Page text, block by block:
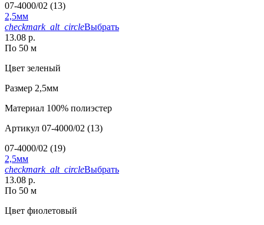
07-4000/02 (13)
2,5мм
checkmark_alt_circleВыбрать
13.08 р.
По 50 м
Цвет зеленый
Размер 2,5мм
Материал 100% полиэстер
Артикул 07-4000/02 (13)
07-4000/02 (19)
2,5мм
checkmark_alt_circleВыбрать
13.08 р.
По 50 м
Цвет фиолетовый